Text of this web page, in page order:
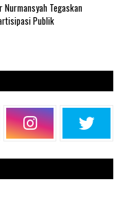
Nurmansyah Tegaskan
Publik